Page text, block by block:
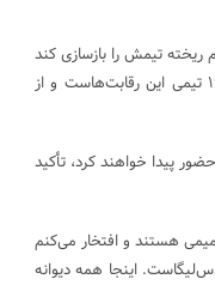
ریخته تیمش را بازسازی کند
چون استقلال شروعی بد در فصل جاری لیگ برتر ایران داشته و در رده یازدهم جدول ۱۶ تیمی این رقابت‌هاست و از
پیدا خواهند کرد، تأکید
هستند و افتخار می‌کنم
اینجا همه دیوانه